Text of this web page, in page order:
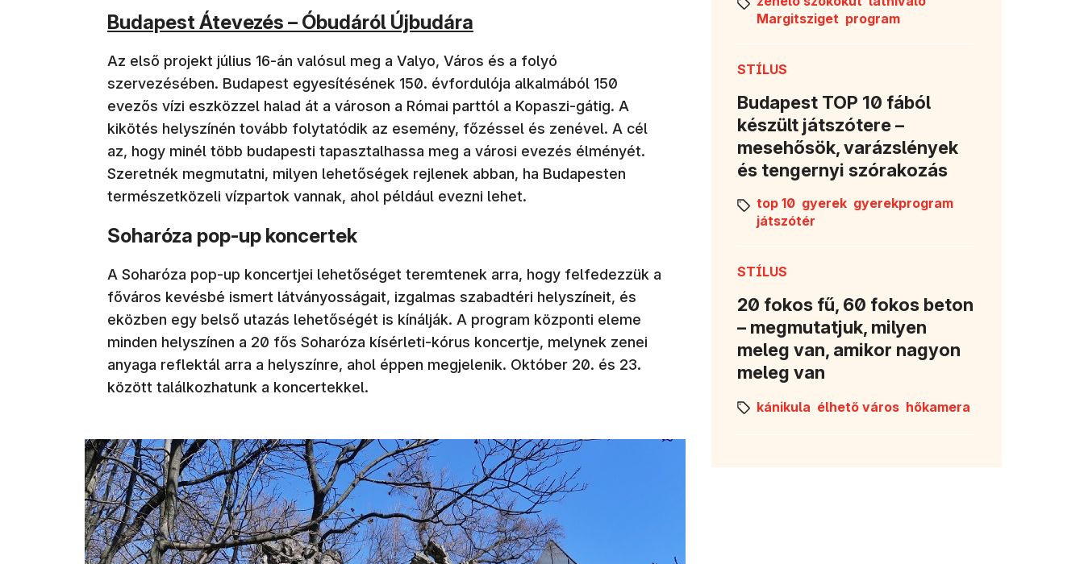
(új ablakban nyílik meg)
Budapest Átevezés – Óbudáról Újbudára
Az első projekt július 16-án valósul meg a Valyo, Város és a folyó
szervezésében. Budapest egyesítésének 150. évfordulója alkalmából 150
evezős vízi eszközzel halad át a városon a Római parttól a Kopaszi-gátig. A
kikötés helyszínén tovább folytatódik az esemény, főzéssel és zenével. A cél
az, hogy minél több budapesti tapasztalhassa meg a városi evezés élményét.
Szeretnék megmutatni, milyen lehetőségek rejlenek abban, ha Budapesten
természetközeli vízpartok vannak, ahol például evezni lehet.
Soharóza pop-up koncertek
A Soharóza pop-up koncertjei lehetőséget teremtenek arra, hogy felfedezzük a
főváros kevésbé ismert látványosságait, izgalmas szabadtéri helyszíneit, és
eközben egy belső utazás lehetőségét is kínálják. A program központi eleme
minden helyszínen a 20 fős Soharóza kísérleti-kórus koncertje, melynek zenei
anyaga reflektál arra a helyszínre, ahol éppen megjelenik. Október 20. és 23.
között találkozhatunk a koncertekkel.
Margitsziget program
STÍLUS
Budapest TOP 10 fából
készült játszótere –
mesehősök, varázslények
és tengernyi szórakozás
top 10 gyerek gyerekprogram
játszótér
STÍLUS
20 fokos fű, 60 fokos beton
– megmutatjuk, milyen
meleg van, amikor nagyon
meleg van
kánikula élhető város hőkamera